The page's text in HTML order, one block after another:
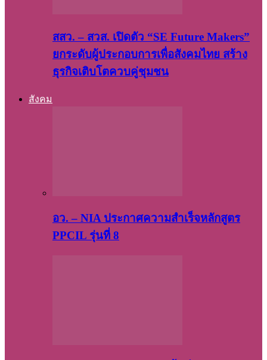
สสว. – สวส. เปิดตัว “SE Future Makers”
ยกระดับผู้ประกอบการเพื่อสังคมไทย สร้าง
ธุรกิจเติบโตควบคู่ชุมชน
สังคม
อว. – NIA ประกาศความสำเร็จหลักสูตร
PPCIL รุ่นที่ 8